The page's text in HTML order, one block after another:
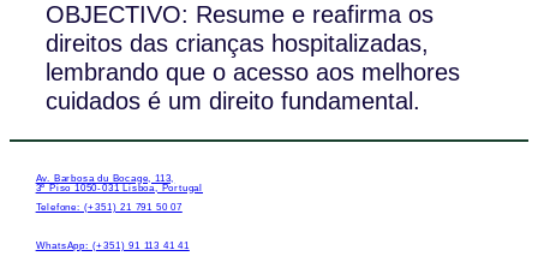
OBJECTIVO: Resume e reafirma os
direitos das crianças hospitalizadas,
lembrando que o acesso aos melhores
cuidados é um direito fundamental.
Av. Barbosa du Bocage, 113,
3º Piso 1050-031 Lisboa, Portugal
Telefone: (+351) 21 791 50 07
WhatsApp: (+351) 91 113 41 41